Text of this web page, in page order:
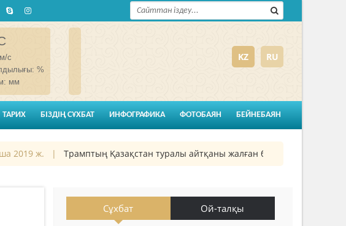
м/с
%
мм
KZ RU
ТАРИХ БІЗДІҢ СҰХБАТ ИНФОГРАФИКА ФОТОБАЯН БЕЙНЕБАЯН
ж. | Трамптың Қазақстан туралы айтқаны жалған болып шықты
Сұхбат Ой-талқы